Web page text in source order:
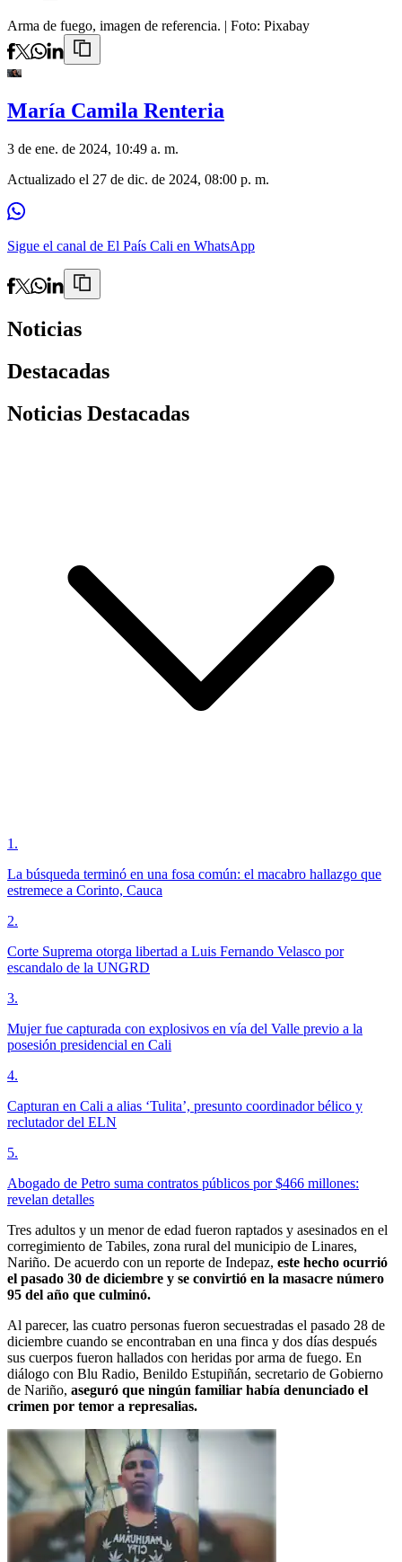
Arma de fuego, imagen de referencia. | Foto: Pixabay
María Camila Renteria
3 de ene. de 2024, 10:49 a. m.
Actualizado el 27 de dic. de 2024, 08:00 p. m.
Sigue el canal de El País Cali en WhatsApp
Noticias
Destacadas
Noticias Destacadas
1 .
La búsqueda terminó en una fosa común: el macabro hallazgo que
estremece a Corinto, Cauca
2.
Corte Suprema otorga libertad a Luis Fernando Velasco por
escandalo de la UNGRD
3.
Mujer fue capturada con explosivos en vía del Valle previo a la
posesión presidencial en Cali
4.
Capturan en Cali a alias ‘Tulita’, presunto coordinador bélico y
reclutador del ELN
5.
Abogado de Petro suma contratos públicos por $466 millones:
revelan detalles
Tres adultos y un menor de edad fueron raptados y asesinados en el
corregimiento de Tabiles, zona rural del municipio de Linares,
Nariño. De acuerdo con un reporte de Indepaz, este hecho ocurrió
el pasado 30 de diciembre y se convirtió en la masacre número
95 del año que culminó.
Al parecer, las cuatro personas fueron secuestradas el pasado 28 de
diciembre cuando se encontraban en una finca y dos días después
sus cuerpos fueron hallados con heridas por arma de fuego. En
diálogo con Blu Radio, Benildo Estupiñán, secretario de Gobierno
de Nariño, aseguró que ningún familiar había denunciado el
crimen por temor a represalias.